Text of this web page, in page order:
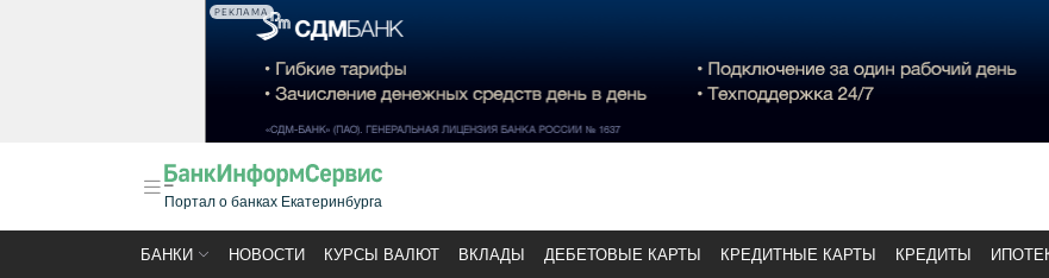
РЕКЛАМА
Портал о банках Екатеринбурга
БАНКИ НОВОСТИ КУРСЫ ВАЛЮТ ВКЛАДЫ ДЕБЕТОВЫЕ КАРТЫ КРЕДИТНЫЕ КАРТЫ КРЕДИТЫ